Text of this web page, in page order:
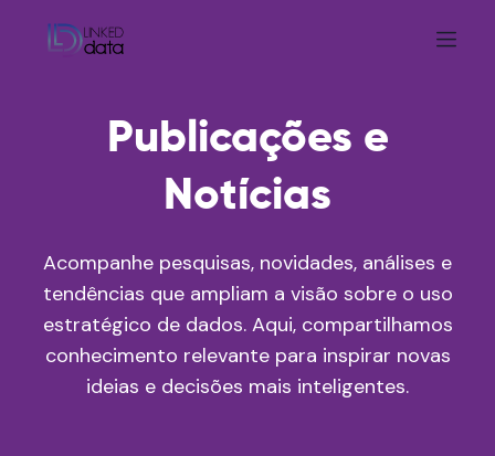
Publicações e
Notícias
Acompanhe pesquisas, novidades, análises e
tendências que ampliam a visão sobre o uso
estratégico de dados. Aqui, compartilhamos
conhecimento relevante para inspirar novas
ideias e decisões mais inteligentes.